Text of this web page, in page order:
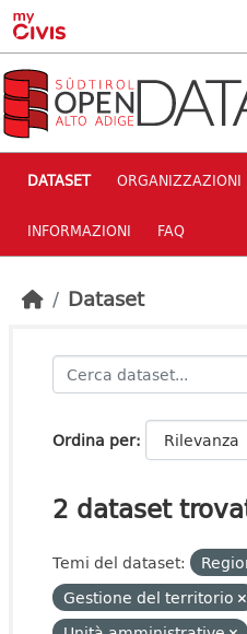
Skip to main content
DATASET ORGANIZZAZIONI
INFORMAZIONI FAQ
Dataset
Ordina per
2 dataset
Temi del dataset:
Gestione del territorio